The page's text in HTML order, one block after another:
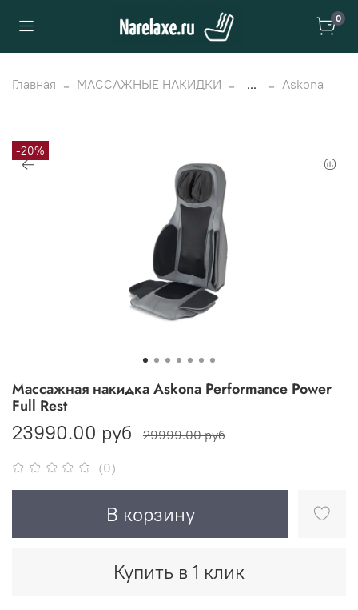
0
Главная МАССАЖНЫЕ НАКИДКИ ... Askona
-20%
(0)
Массажная накидка Askona Performance Power
Full Rest
23990.00 руб 29999.00 руб
В корзину
Купить в 1 клик